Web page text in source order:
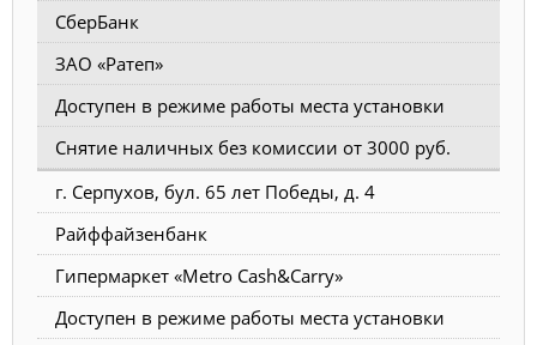
СберБанк
ЗАО «Ратеп»
Доступен в режиме работы места установки
Снятие наличных без комиссии от 3000 руб.
г. Серпухов, бул. 65 лет Победы, д. 4
Райффайзенбанк
Гипермаркет «Metro Cash&Carry»
Доступен в режиме работы места установки